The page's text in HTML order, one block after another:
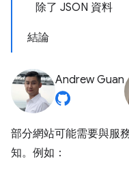
除了 JSON 資料
結論
Andrew Guan
部分網站可能需要與服
知。例如：